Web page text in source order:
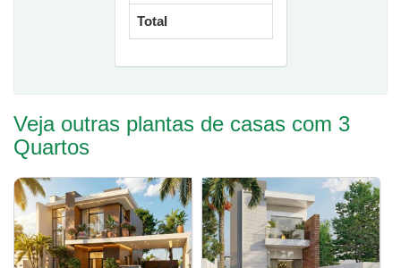
Total
Veja outras plantas de casas com 3
Quartos